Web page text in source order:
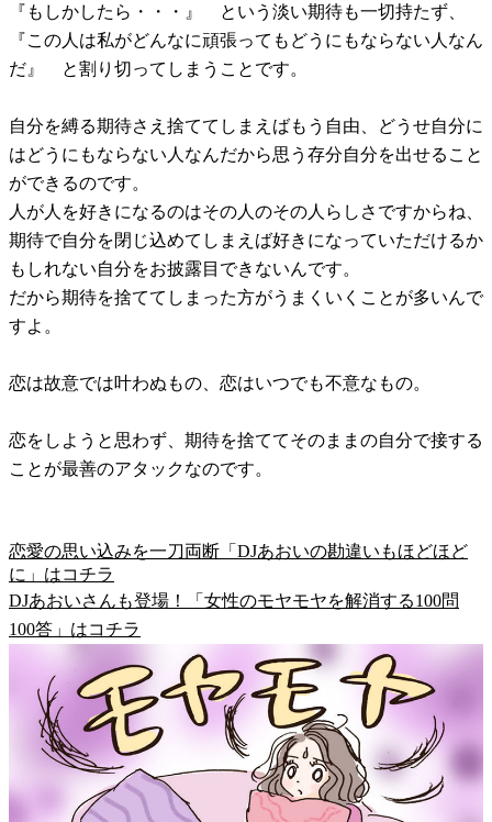
『もしかしたら・・・』 という淡い期待も一切持たず、
『この人は私がどんなに頑張ってもどうにもならない人なん
だ』 と割り切ってしまうことです。
自分を縛る期待さえ捨ててしまえばもう自由、どうせ自分に
はどうにもならない人なんだから思う存分自分を出せること
ができるのです。
人が人を好きになるのはその人のその人らしさですからね、
期待で自分を閉じ込めてしまえば好きになっていただけるか
もしれない自分をお披露目できないんです。
だから期待を捨ててしまった方がうまくいくことが多いんで
すよ。
恋は故意では叶わぬもの、恋はいつでも不意なもの。
恋をしようと思わず、期待を捨ててそのままの自分で接する
ことが最善のアタックなのです。
恋愛の思い込みを一刀両断「DJあおいの勘違いもほどほど
に」はコチラ
DJあおいさんも登場！「女性のモヤモヤを解消する100問
100答」はコチラ